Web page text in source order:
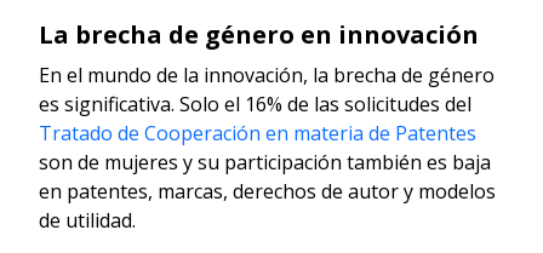
La brecha de género en innovación
En el mundo de la innovación, la brecha de género
es significativa. Solo el 16% de las solicitudes del
Tratado de Cooperación en materia de Patentes
son de mujeres y su participación también es baja
en patentes, marcas, derechos de autor y modelos
de utilidad.